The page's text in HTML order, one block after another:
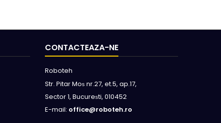
CONTACTEAZA-NE
Roboteh
Str. Pitar Mos nr.27, et.5, ap.17,
Sector 1, Bucuresti, 010452
E-mail: office@roboteh.ro